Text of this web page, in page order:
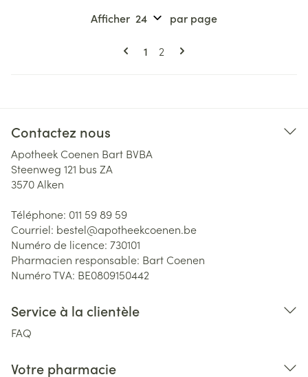
Pages
Vous lisez actuellement la page
1 Page
2
Afficher par page
Contactez nous
Apotheek Coenen Bart BVBA
Steenweg 121 bus ZA
3570Alken
Téléphone: 011 59 89 59
Courriel: bestel@apotheekcoenen.be
Numéro de licence: 730101
Pharmacien responsable: Bart Coenen
Numéro TVA: BE0809150442
Service à la clientèle
FAQ
Votre pharmacie